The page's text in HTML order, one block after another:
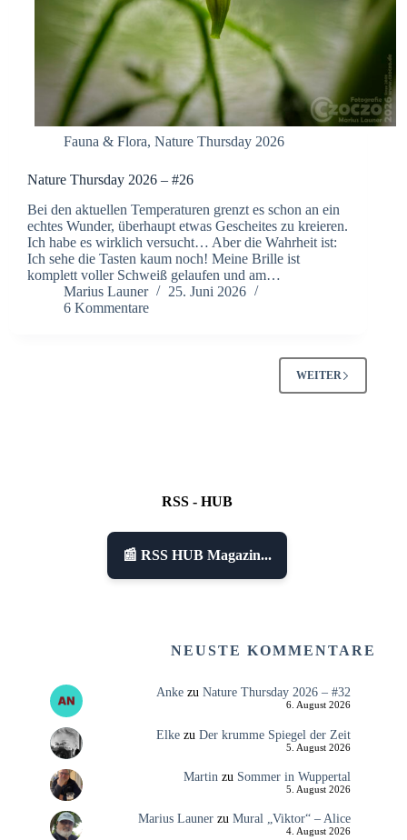
Fauna & Flora, Nature Thursday 2026
Nature Thursday 2026 – #26
Bei den aktuellen Temperaturen grenzt es schon an ein
echtes Wunder, überhaupt etwas Gescheites zu kreieren.
Ich habe es wirklich versucht… Aber die Wahrheit ist:
Ich sehe die Tasten kaum noch! Meine Brille ist
komplett voller Schweiß gelaufen und am…
Marius Launer
25. Juni 2026
6 Kommentare
WEITER
RSS - HUB
📰 RSS HUB Magazin...
NEUSTE KOMMENTARE
Ankezu Nature Thursday 2026 – #32
6. August 2026
Elkezu Der krumme Spiegel der Zeit
5. August 2026
Martin zu Sommer in Wuppertal
5. August 2026
Marius Launerzu Mural „Viktor“ – Alice
4. August 2026